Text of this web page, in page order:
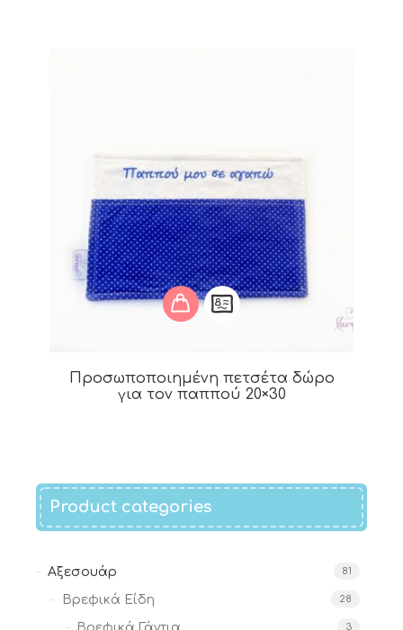
Προσωποποιημένη πετσέτα δώρο
για τον παππού 20×30
Product categories
Αξεσουάρ 81
Βρεφικά Είδη 28
3